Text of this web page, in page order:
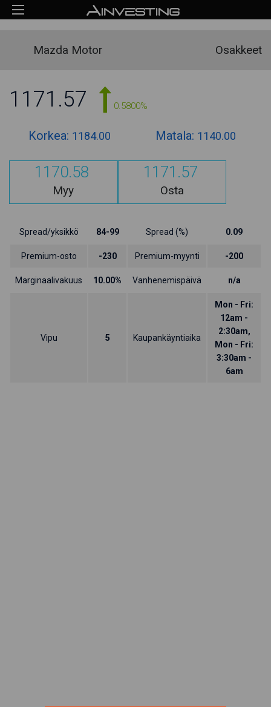
Mazda Motor Osakkeet
1171.57 0.5800%
Korkea: 1184.00 Matala: 1140.00
1170.58
Myy
1171.57
Osta
Spread/yksikkö 84-99 Spread (%) 0.09
Premium-osto -230 Premium-myynti -200
Marginaalivakuus 10.00% Vanhenemispäivä n/a
Vipu 5 Kaupankäyntiaika
Mon - Fri:
12am -
2:30am,
Mon - Fri:
3:30am -
6am